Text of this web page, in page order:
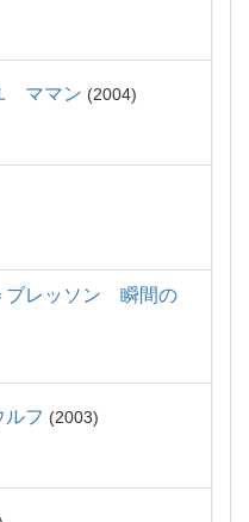
ママン 2004
ブレッソン 瞬間の
ルフ 2003